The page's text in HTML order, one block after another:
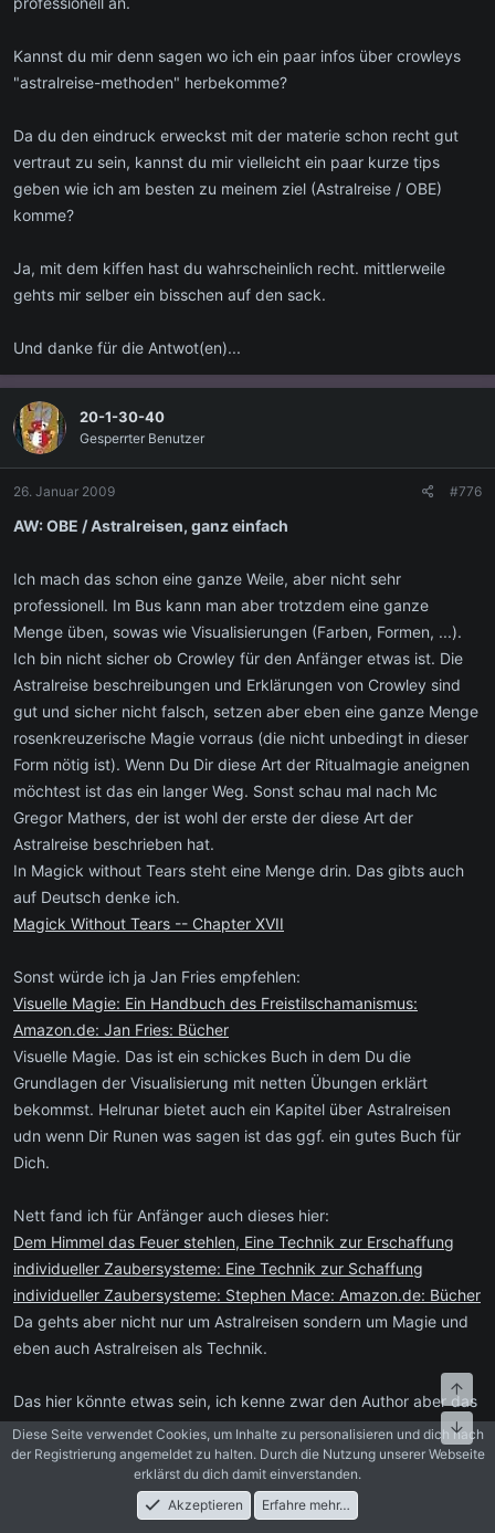
Kannst du mir denn sagen wo ich ein paar infos über crowleys
"astralreise-methoden" herbekomme?
Da du den eindruck erweckst mit der materie schon recht gut
vertraut zu sein, kannst du mir vielleicht ein paar kurze tips
geben wie ich am besten zu meinem ziel (Astralreise / OBE)
komme?
Ja, mit dem kiffen hast du wahrscheinlich recht. mittlerweile
gehts mir selber ein bisschen auf den sack.
Und danke für die Antwot(en)...
20-1-30-40
Gesperrter Benutzer
26. Januar 2009 #776
AW: OBE / Astralreisen, ganz einfach
Ich mach das schon eine ganze Weile, aber nicht sehr
professionell. Im Bus kann man aber trotzdem eine ganze
Menge üben, sowas wie Visualisierungen (Farben, Formen, ...).
Ich bin nicht sicher ob Crowley für den Anfänger etwas ist. Die
Astralreise beschreibungen und Erklärungen von Crowley sind
gut und sicher nicht falsch, setzen aber eben eine ganze Menge
rosenkreuzerische Magie vorraus (die nicht unbedingt in dieser
Form nötig ist). Wenn Du Dir diese Art der Ritualmagie aneignen
möchtest ist das ein langer Weg. Sonst schau mal nach Mc
Gregor Mathers, der ist wohl der erste der diese Art der
Astralreise beschrieben hat.
In Magick without Tears steht eine Menge drin. Das gibts auch
auf Deutsch denke ich.
Magick Without Tears -- Chapter XVII
Sonst würde ich ja Jan Fries empfehlen:
Visuelle Magie: Ein Handbuch des Freistilschamanismus:
Amazon.de: Jan Fries: Bücher
Visuelle Magie. Das ist ein schickes Buch in dem Du die
Grundlagen der Visualisierung mit netten Übungen erklärt
bekommst. Helrunar bietet auch ein Kapitel über Astralreisen
udn wenn Dir Runen was sagen ist das ggf. ein gutes Buch für
Dich.
Nett fand ich für Anfänger auch dieses hier:
Dem Himmel das Feuer stehlen, Eine Technik zur Erschaffung
individueller Zaubersysteme: Eine Technik zur Schaffung
individueller Zaubersysteme: Stephen Mace: Amazon.de: Bücher
Da gehts aber nicht nur um Astralreisen sondern um Magie und
eben auch Astralreisen als Technik.
Das hier könnte etwas sein, ich kenne zwar den Author aber das
Buch nicht:
Astralreisen: Innerhalb und außerhalb des
Körpers.&hellip;Amazon.de: Thomas Karlsson, Belinda Jehle:
Aktuelles Anmelden Registrieren
Diese Seite verwendet Cookies, um Inhalte zu personalisieren und dich nach
der Registrierung angemeldet zu halten. Durch die Nutzung unserer Webseite
erklärst du dich damit einverstanden.
Akzeptieren
Erfahre mehr…
Oben